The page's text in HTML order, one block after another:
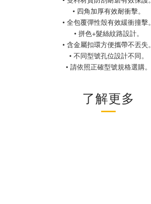
• 四角加厚有效耐衝擊。
• 全包覆彈性殼有效緩衝撞擊。
• 拼色+髮絲紋路設計。
• 含金屬扣環方便攜帶不丟失。
• 不同型號孔位設計不同。
• 請依照正確型號規格選購。
了解更多